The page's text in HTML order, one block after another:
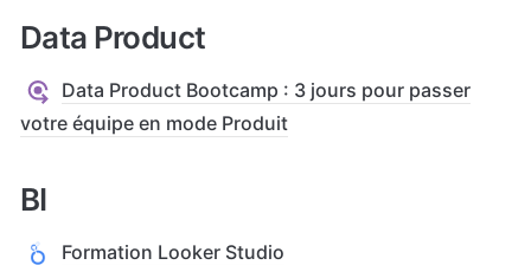
Data Product
Data Product Bootcamp : 3 jours pour passer
votre équipe en mode Produit
BI
Formation Looker Studio